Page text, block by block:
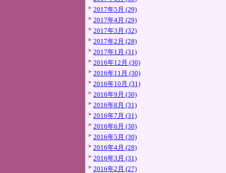
2017年5月 (29)
2017年4月 (29)
2017年3月 (32)
2017年2月 (28)
2017年1月 (31)
2016年12月 (30)
2016年11月 (30)
2016年10月 (31)
2016年9月 (30)
2016年8月 (31)
2016年7月 (31)
2016年6月 (30)
2016年5月 (30)
2016年4月 (28)
2016年3月 (31)
2016年2月 (27)